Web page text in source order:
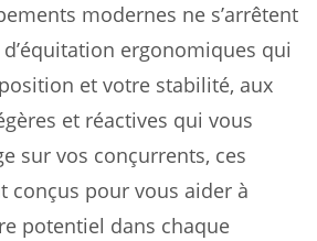
modernes ne s’arrêtent
ergonomiques qui
et votre stabilité, aux
et réactives qui vous
sur vos conçurrents, ces
conçus pour vous aider à
potentiel dans chaque